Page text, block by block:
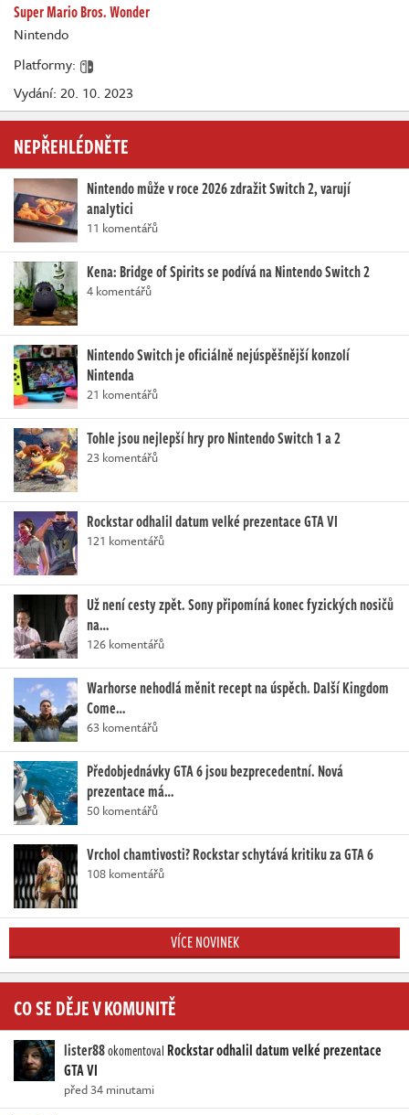
Super Mario Bros. Wonder
Nintendo
Platformy:
Vydání: 20. 10. 2023
NEPŘEHLÉDNĚTE
Nintendo může v roce 2026 zdražit Switch 2, varují
analytici
11 komentářů
Kena: Bridge of Spirits se podívá na Nintendo Switch 2
4 komentářů
Nintendo Switch je oficiálně nejúspěšnější konzolí
Nintenda
21 komentářů
Tohle jsou nejlepší hry pro Nintendo Switch 1 a 2
23 komentářů
Rockstar odhalil datum velké prezentace GTA VI
121 komentářů
Už není cesty zpět. Sony připomíná konec fyzických nosičů
na…
126 komentářů
Warhorse nehodlá měnit recept na úspěch. Další Kingdom
Come…
63 komentářů
Předobjednávky GTA 6 jsou bezprecedentní. Nová
prezentace má…
50 komentářů
Vrchol chamtivosti? Rockstar schytává kritiku za GTA 6
108 komentářů
VÍCE NOVINEK
CO SE DĚJE V KOMUNITĚ
lister88okomentoval Rockstar odhalil datum velké prezentace
GTA VI
před 34 minutami